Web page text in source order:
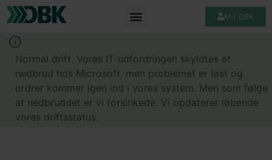
Mit DBK
Normal drift. Vores IT-udfordringen skyldtes et
nedbrud hos Microsoft, men problemet er løst og
ordrer kommer igen ind i vores system. Men som følge
af nedbruddet er vi forsinkede. Vi opdaterer løbende
vores driftsstatus.